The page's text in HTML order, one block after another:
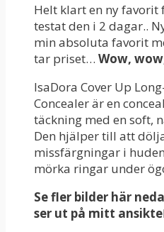
Helt klart en ny favorit
testat den i 2 dagar..
min absoluta favorit
tar priset… Wow,
IsaDora Cover Up
Concealer är en
täckning med en soft,
Den hjälper till att
missfärgningar i
mörka ringar under
Se fler bilder här
ser ut på mitt